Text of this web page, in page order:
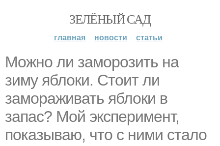
ЗЕЛЁНЫЙ САД
главная новости статьи
Можно ли заморозить на
зиму яблоки. Стоит ли
замораживать яблоки в
запас? Мой эксперимент,
показываю, что с ними стало